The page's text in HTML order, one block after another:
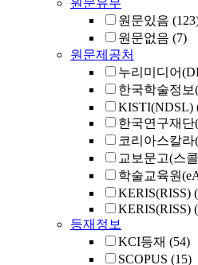
원문유무
원문있음
원문없음 (7)
원문제공처
누리미디어
한국학술정보
KISTI(NDSL)
한국연구재
코리아스칼
교보문고(스
학술교육원
KERIS(RISS)
KERIS(RISS)
등재정보
KCI등재 (54)
SCOPUS (15)